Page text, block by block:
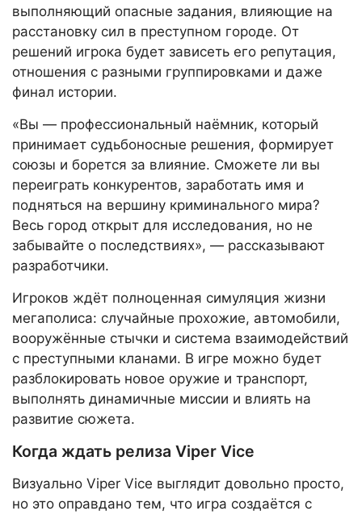
выполняющий опасные задания, влияющие на
расстановку сил в преступном городе. От
решений игрока будет зависеть его репутация,
отношения с разными группировками и даже
финал истории.
«Вы — профессиональный наёмник, который
принимает судьбоносные решения, формирует
союзы и борется за влияние. Сможете ли вы
переиграть конкурентов, заработать имя и
подняться на вершину криминального мира?
Весь город открыт для исследования, но не
забывайте о последствиях», — рассказывают
разработчики.
Игроков ждёт полноценная симуляция жизни
мегаполиса: случайные прохожие, автомобили,
вооружённые стычки и система взаимодействий
с преступными кланами. В игре можно будет
разблокировать новое оружие и транспорт,
выполнять динамичные миссии и влиять на
развитие сюжета.
Когда ждать релиза Viper Vice
Визуально Viper Vice выглядит довольно просто,
но это оправдано тем, что игра создаётся с